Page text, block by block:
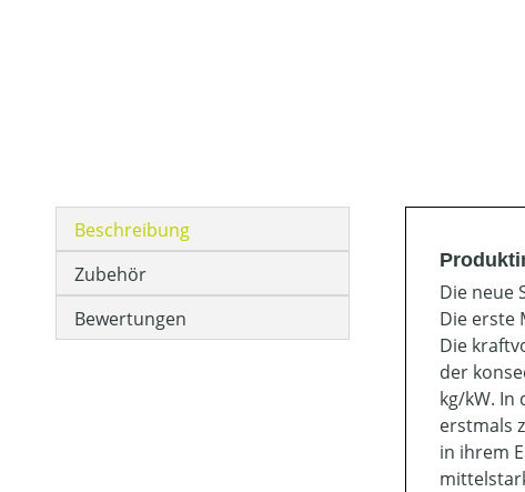
Beschreibung
Zubehör
Bewertungen
Die neue
Die erste
Die
der
kg/kW. In
erstmals
in ihrem